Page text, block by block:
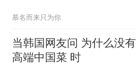
慕名而来只为你
当韩国网友问 为什么没有
高端中国菜 时